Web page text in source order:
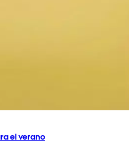
el verano